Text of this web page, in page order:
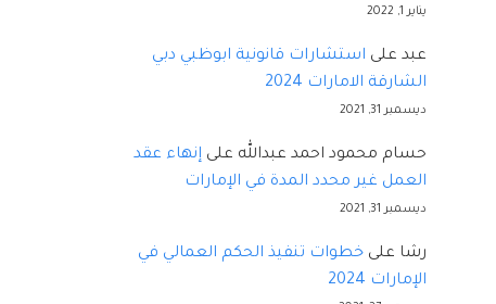
يناير 1, 2022
عبد على استشارات قانونية ابوظبي دبي
الشارقة الامارات 2024
ديسمبر 31, 2021
حسام محمود احمد عبدالله على إنهاء عقد
العمل غير محدد المدة في الإمارات
ديسمبر 31, 2021
رشا على خطوات تنفيذ الحكم العمالي في
الإمارات 2024